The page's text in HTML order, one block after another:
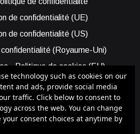
de confidentialité (UE)
de confidentialité (US)
(Royaume-Uni)
Politique de cookies (EU)
(AUS)
Cookie Policy (US)
?
Participer à Blois Capitale
d’une assistance
technology such as cookies on our
and ads, provide social media
traffic. Click below to consent to
across the web. You can change
consent choices at anytime by